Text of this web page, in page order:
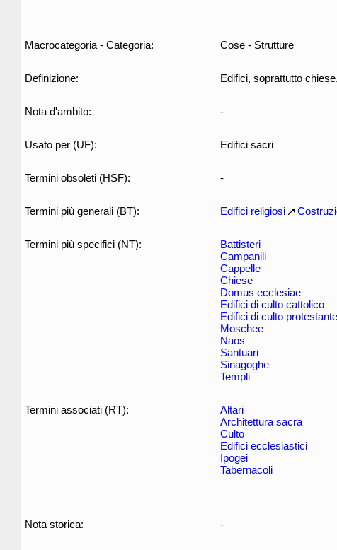
Macrocategoria - Categoria: Cose - Strutture
Definizione: Edifici, soprattutto
Nota d'ambito: -
Usato per (UF): Edifici sacri
Termini obsoleti (HSF): -
Termini più generali (BT): Edifici religiosi
Termini più specifici (NT):
Battisteri
Campanili
Cappelle
Chiese
Domus ecclesiae
Edifici di culto cattolico
Edifici di culto protestante
Moschee
Naos
Santuari
Sinagoghe
Templi
Termini associati (RT):
Altari
Architettura sacra
Culto
Edifici ecclesiastici
Ipogei
Tabernacoli
Nota storica: -